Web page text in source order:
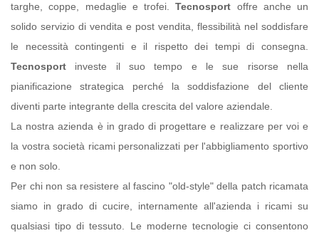
targhe, coppe, medaglie e trofei.Tecnosport offre anche un
solido servizio di vendita e post vendita, flessibilità nel soddisfare
le necessità contingenti e il rispetto dei tempi di consegna.
Tecnosport investe il suo tempo e le sue risorse nella
pianificazione strategica perché la soddisfazione del cliente
diventi parte integrante della crescita del valore aziendale.
La nostra azienda è in grado di progettare e realizzare per voi e
la vostra società ricami personalizzati per l'abbigliamento sportivo
e non solo.
Per chi non sa resistere al fascino "old-style" della patch ricamata
siamo in grado di cucire, internamente all'azienda i ricami su
qualsiasi tipo di tessuto. Le moderne tecnologie ci consentono